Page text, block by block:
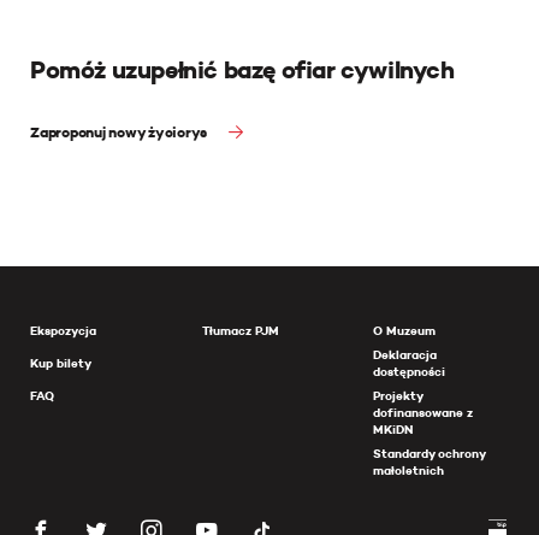
Pomóż uzupełnić bazę ofiar cywilnych
Zaproponuj nowy życiorys
Ekspozycja
Kup bilety
FAQ
Tłumacz PJM
O Muzeum
Deklaracja
dostępności
Projekty
dofinansowane z
MKiDN
Standardy ochrony
małoletnich